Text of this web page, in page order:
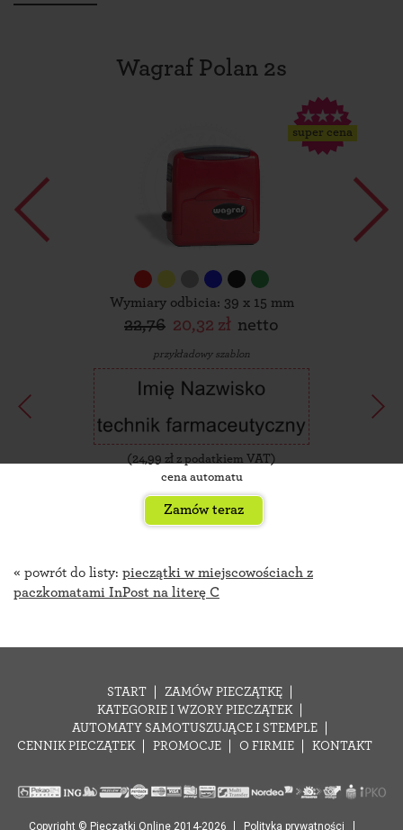
Wagraf Polan 2s
super cena
Wymiary odbicia: 39 x 15 mm
22,76 20,32 zł netto
przykładowy szablon
( 24,99 zł z podatkiem VAT)
cena automatu
Zamów teraz
« powrót do listy: pieczątki w miejscowościach z
paczkomatami InPost na literę C
START
ZAMÓW PIECZĄTKĘ
KATEGORIE I WZORY PIECZĄTEK
AUTOMATY SAMOTUSZUJĄCE I STEMPLE
CENNIK PIECZĄTEK
PROMOCJE O FIRMIE KONTAKT
Copyright © Pieczątki Online 2014-2026 Polityka prywatności